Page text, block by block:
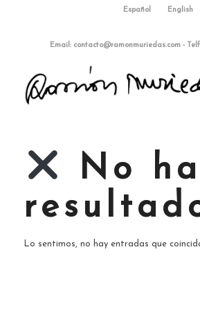
Español English
Email: contacto@ramonmuriedas.com-
No
Lo sentimos, no hay entradas que